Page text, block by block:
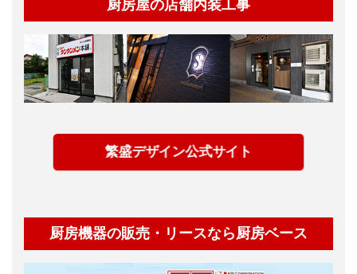
厨房屋の店舗内装工事
繁盛デザイン公式サイト
厨房機器の販売・リースなら厨房ベース